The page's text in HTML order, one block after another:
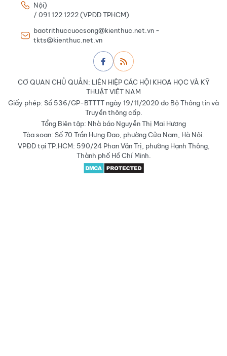
Nội)
/ 091 122 1222 (VPĐD TPHCM)
baotrithuccuocsong@kienthuc.net.vn -
tkts@kienthuc.net.vn
CƠ QUAN CHỦ QUẢN: LIÊN HIỆP CÁC HỘI KHOA HỌC VÀ KỸ
THUẬT VIỆT NAM
Giấy phép: Số 536/GP-BTTTT ngày 19/11/2020 do Bộ Thông tin và
Truyền thông cấp.
Tổng Biên tập: Nhà báo Nguyễn Thị Mai Hương
Tòa soạn: Số 70 Trần Hưng Đạo, phường Cửa Nam, Hà Nội.
VPĐD tại TP.HCM: 590/24 Phan Văn Trị, phường Hạnh Thông,
Thành phố Hồ Chí Minh.